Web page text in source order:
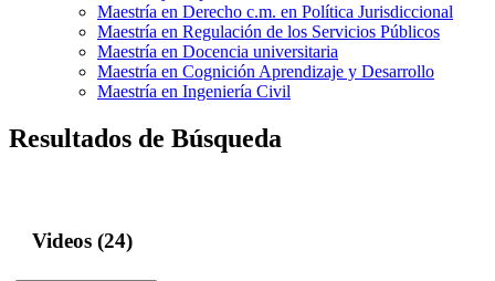
Maestría en Derecho c.m. en Política Jurisdiccional
Maestría en Regulación de los Servicios Públicos
Maestría en Docencia universitaria
Maestría en Cognición Aprendizaje y Desarrollo
Maestría en Ingeniería Civil
Resultados de Búsqueda
Videos (24)